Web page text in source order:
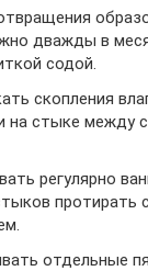
дважды в
содой.
скопления
на стыке между
регулярно
протирать
отдельные